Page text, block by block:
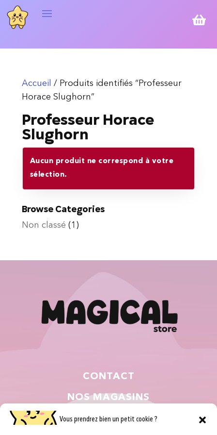
Vous prendrez bien un petit cookie ?

Accueil
/ Produits identifiés “Professeur
Horace Slughorn”
Professeur Horace
Slughorn
Aucun produit ne correspond à votre
sélection.
Browse Categories
Non classé (1)
CONTACT
NOS MAGASINS
QUI SOMMES NOUS ?